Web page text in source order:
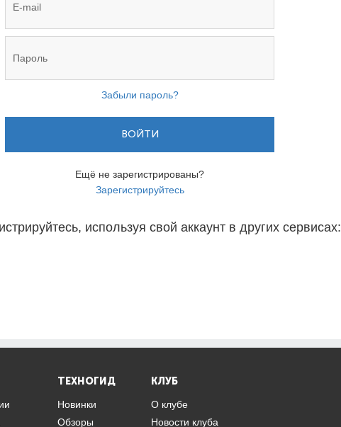
Забыли пароль?
ВОЙТИ
Ещё не зарегистрированы?
Зарегистрируйтесь
используя свой аккаунт в других сервисах:
ТЕХНОГИД
Новинки
Обзоры
КЛУБ
О клубе
Новости клуба